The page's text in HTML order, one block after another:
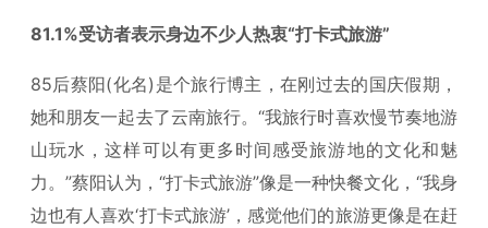
81.1%受访者表示身边不少人热衷“打卡式旅游”
85后蔡阳(化名)是个旅行博主，在刚过去的国庆假期，
她和朋友一起去了云南旅行。“我旅行时喜欢慢节奏地游
山玩水，这样可以有更多时间感受旅游地的文化和魅
力。”蔡阳认为，“打卡式旅游”像是一种快餐文化，“我身
边也有人喜欢‘打卡式旅游’，感觉他们的旅游更像是在赶